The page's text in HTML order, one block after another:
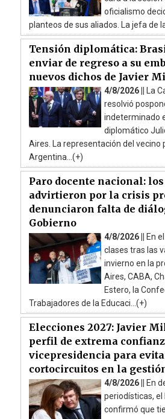
oficialismo
planteos de sus aliados. La jefa de
Tensión diplomática:
enviar de regreso a su
nuevos dichos de Javier
4/8/2026 || La
resolvió
indeterminado
diplomático
Aires. La representación del vecino
Argentina...(+)
Paro docente nacional:
advirtieron por la crisis
denunciaron falta de
Gobierno
4/8/2026 || En
clases tras las
invierno en la
Aires, CABA,
Estero, la
Trabajadores de la Educaci...(+)
Elecciones 2027: Javier
perfil de extrema
vicepresidencia para
cortocircuitos en la
4/8/2026 || En
periodísticas, el
confirmó que